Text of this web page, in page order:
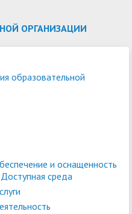
ОРГАНИЗАЦИИ
образовательной
и оснащенность
среда